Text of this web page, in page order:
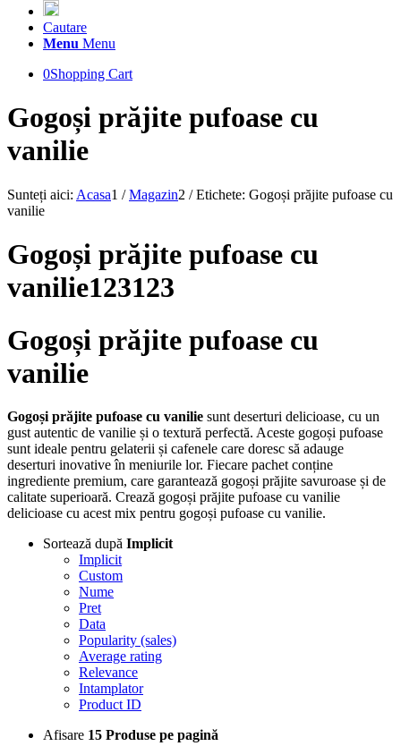
Cautare
Menu Menu
0Shopping Cart
Gogoși prăjite pufoase cu
vanilie
Sunteți aici: Acasa1 / Magazin2 / Etichete: Gogoși prăjite pufoase cu
vanilie
Gogoși prăjite pufoase cu
vanilie123123
Gogoși prăjite pufoase cu
vanilie
Gogoși prăjite pufoase cu vanilie sunt deserturi delicioase, cu un
gust autentic de vanilie și o textură perfectă. Aceste gogoși pufoase
sunt ideale pentru gelaterii și cafenele care doresc să adauge
deserturi inovative în meniurile lor. Fiecare pachet conține
ingrediente premium, care garantează gogoși prăjite savuroase și de
calitate superioară. Crează gogoși prăjite pufoase cu vanilie
delicioase cu acest mix pentru gogoși pufoase cu vanilie.
Sortează după Implicit
Implicit
Custom
Nume
Pret
Data
Popularity (sales)
Average rating
Relevance
Intamplator
Product ID
Afisare 15 Produse pe pagină